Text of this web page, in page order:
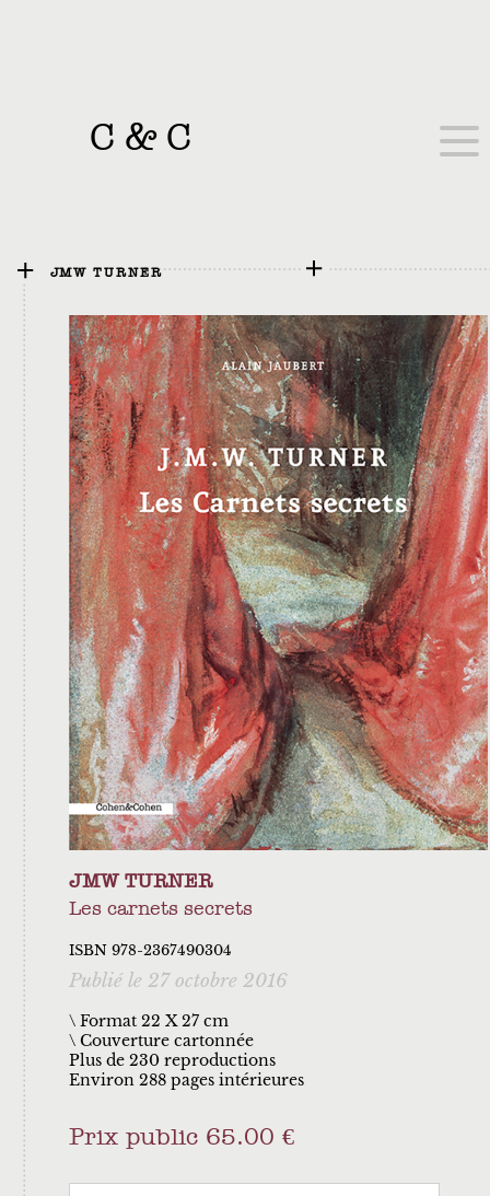
C &C
JMW TURNER
JMW TURNER
Les carnets secrets
ISBN 978-2367490304
Publié le 27 octobre 2016
\ Format 22 X 27 cm
Couverture cartonnée
Plus de 230 reproductions
Environ 288 pages intérieures
Prix public 65.00 €